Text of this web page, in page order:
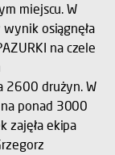
miejscu. W
osiągnęła
na czele
2600 drużyn. W
ponad 3000
zajęła ekipa